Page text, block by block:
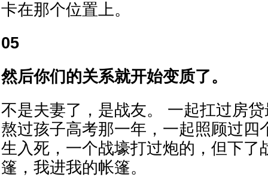
卡在那个位置上。
05
然后你们的关系就开始变质了。
不是夫妻了，是战友。 一起扛过房
熬过孩子高考那一年，一起照顾过四
生入死，一个战壕打过炮的，但下了
篷，我进我的帐篷。